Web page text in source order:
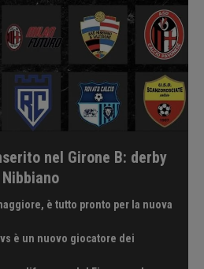
nel Girone B: derby
è tutto pronto per la nuova
è un nuovo giocatore dei